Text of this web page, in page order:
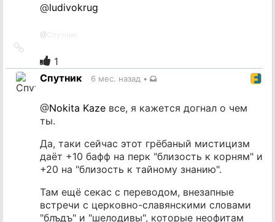
@ludivokrug
@
источник
1
Спутник
6 мес. назад •
@Nokita Kaze все, я кажется догнал о чем
ты.
Да, таки сейчас этот грёбаный мистицизм
даёт +10 бафф на перк "близость к корням" и
+20 на "близость к тайному знанию".
Там ещё секас с переводом, внезапные
встречи с церковно-славянскими словами
"блъдъ" и "шелодивы", которые неофитам